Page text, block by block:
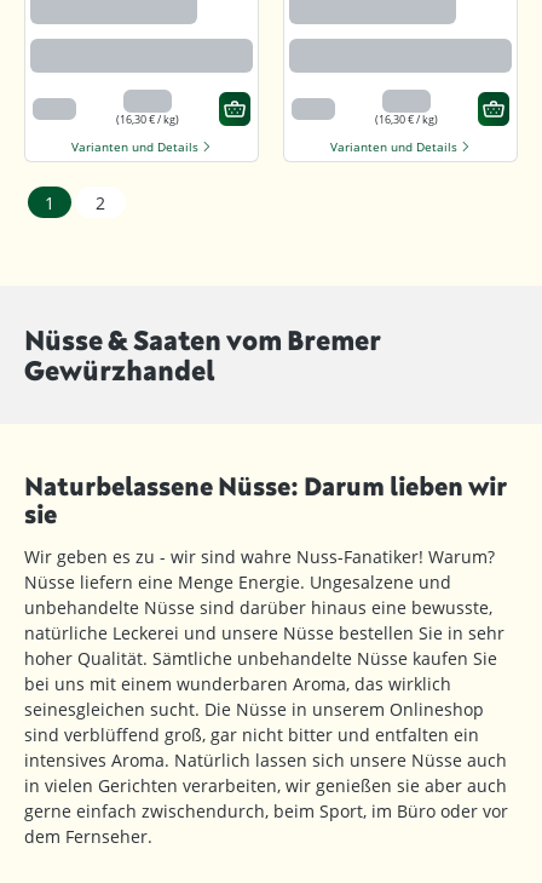
Honig
200 g 3,26 €
(16,30 € / kg)
Varianten und Details
Honig
200 g 3,26 €
(16,30 € / kg)
Varianten und Details
1 2
Nüsse & Saaten vom Bremer
Gewürzhandel
Naturbelassene Nüsse: Darum lieben wir
sie
Wir geben es zu - wir sind wahre Nuss-Fanatiker! Warum?
Nüsse liefern eine Menge Energie. Ungesalzene und
unbehandelte Nüsse sind darüber hinaus eine bewusste,
natürliche Leckerei und unsere Nüsse bestellen Sie in sehr
hoher Qualität. Sämtliche unbehandelte Nüsse kaufen Sie
bei uns mit einem wunderbaren Aroma, das wirklich
seinesgleichen sucht. Die Nüsse in unserem Onlineshop
sind verblüffend groß, gar nicht bitter und entfalten ein
intensives Aroma. Natürlich lassen sich unsere Nüsse auch
in vielen Gerichten verarbeiten, wir genießen sie aber auch
gerne einfach zwischendurch, beim Sport, im Büro oder vor
dem Fernseher.